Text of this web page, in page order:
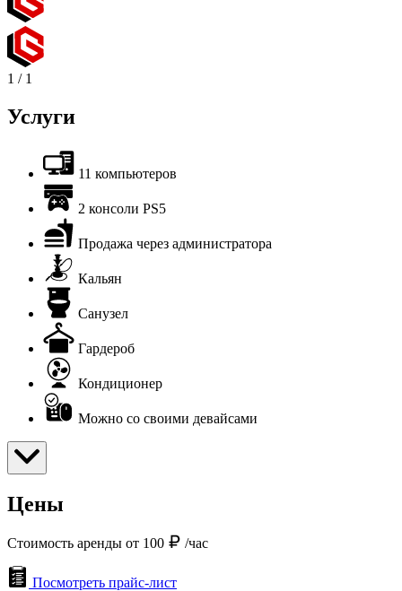
1 / 1
Услуги
11 компьютеров
2 консоли PS5
Продажа через администратора
Кальян
Санузел
Гардероб
Кондиционер
Можно со своими девайсами
Цены
Стоимость аренды от 100 /час
Посмотреть прайс-лист